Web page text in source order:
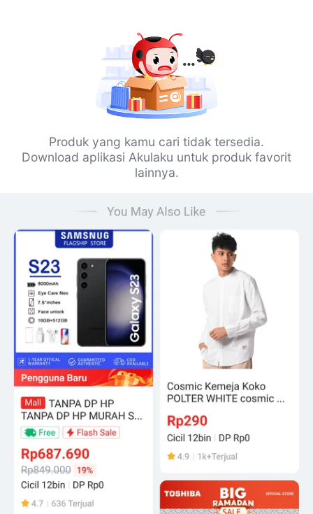
Produk yang kamu cari tidak tersedia.
Download aplikasi Akulaku untuk produk favorit
lainnya.